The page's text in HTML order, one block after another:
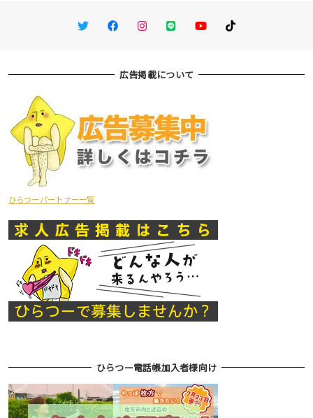
TwitterFacebookInstagram
LINE You TubeTikTok
広告掲載について
ひらつーパートナー一覧
ひらつー電話帳加入者様向け